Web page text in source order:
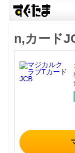
n,カード